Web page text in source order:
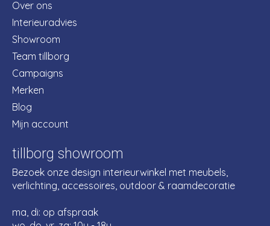
Over ons
Interieuradvies
Showroom
Team tillborg
Campaigns
Merken
Blog
Mijn account
tillborg showroom
Bezoek onze design interieurwinkel met meubels,
verlichting, accessoires, outdoor & raamdecoratie
ma, di: op afspraak